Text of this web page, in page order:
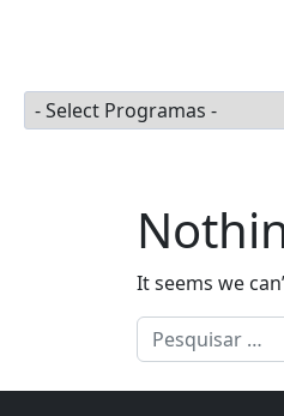
It seems we
Pesquisar por: